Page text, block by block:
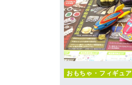
おもちゃ・フィギュア